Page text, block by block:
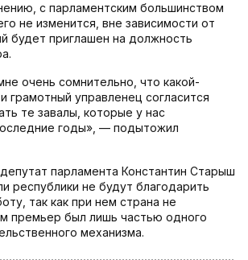
с парламентским большинством
не изменится, вне зависимости от
будет приглашен на должность
очень сомнительно, что какой-
грамотный управленец согласится
те завалы, которые у нас
годы», — подытожил
парламента Константин Старыш
республики не будут благодарить
так как при нем страна не
премьер был лишь частью одного
механизма.